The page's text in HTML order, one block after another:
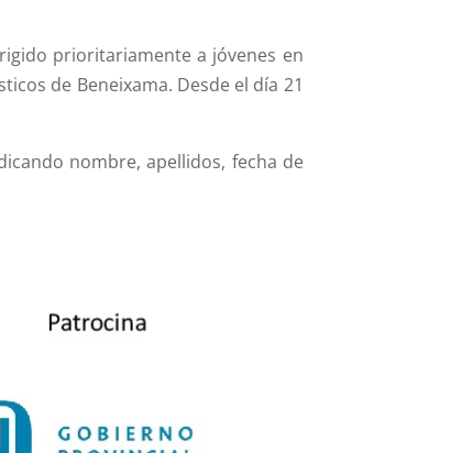
prioritariamente a jóvenes en
de Beneixama. Desde el día 21
nombre, apellidos, fecha de